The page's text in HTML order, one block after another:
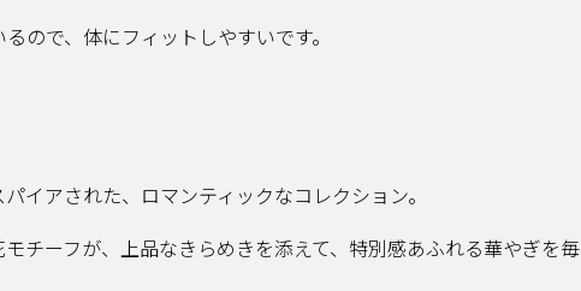
ので、体にフィットしやすいです。
イアされた、ロマンティックなコレクション。
チーフが、上品なきらめきを添えて、特別感あふれる華やぎを毎